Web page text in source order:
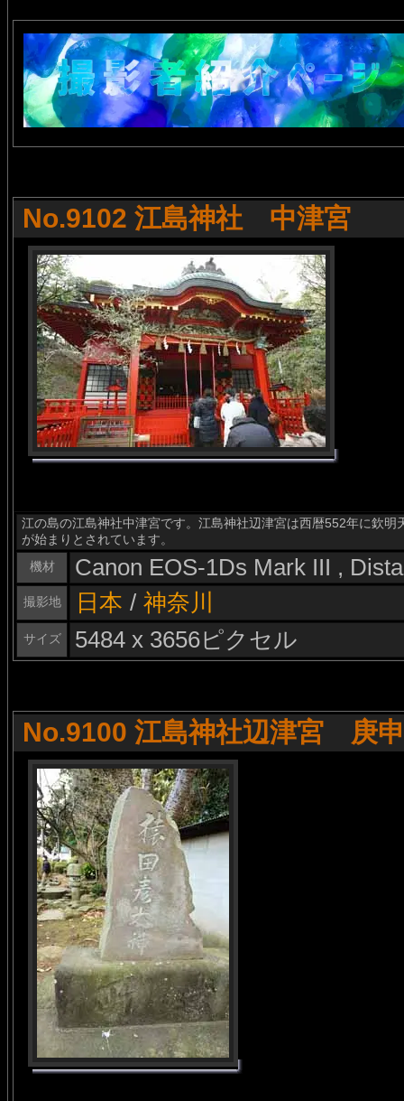
No.9102 江島神社 中津宮
江の島の江島神社中津宮です。江島神社辺津宮は西暦552年に欽
が始まりとされています。
機材
Canon EOS-1Ds Mark III ,
撮影地 日本 / 神奈川
サイズ 5484 x 3656ピクセル
No.9100 江島神社辺津宮 庚